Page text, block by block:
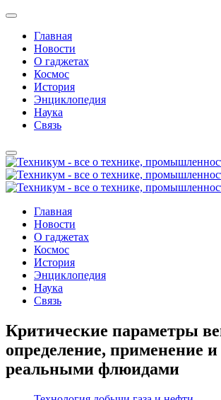
Главная
Новости
О гаджетах
Космос
История
Энциклопедия
Наука
Связь
Главная
Новости
О гаджетах
Космос
История
Энциклопедия
Наука
Связь
Критические параметры
определение, применение и
реальными флюидами